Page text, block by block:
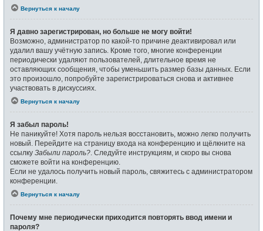
Вернуться к началу
Я давно зарегистрирован, но больше не могу войти!
Возможно, администратор по какой-то причине деактивировал или
удалил вашу учётную запись. Кроме того, многие конференции
периодически удаляют пользователей, длительное время не
оставляющих сообщения, чтобы уменьшить размер базы данных. Если
это произошло, попробуйте зарегистрироваться снова и активнее
участвовать в дискуссиях.
Вернуться к началу
Я забыл пароль!
Не паникуйте! Хотя пароль нельзя восстановить, можно легко получить
новый. Перейдите на страницу входа на конференцию и щёлкните на
ссылку Забыли пароль? . Следуйте инструкциям, и скоро вы снова
сможете войти на конференцию.
Если не удалось получить новый пароль, свяжитесь с администратором
конференции.
Вернуться к началу
Почему мне периодически приходится повторять ввод имени и
пароля?